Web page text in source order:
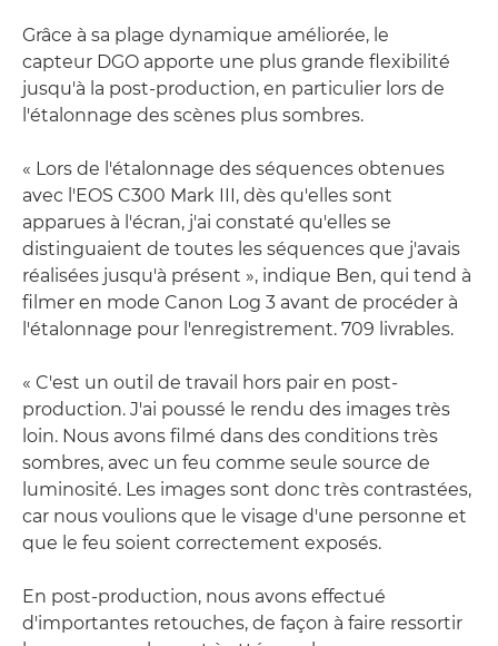
Grâce à sa plage dynamique améliorée, le
capteur DGO apporte une plus grande flexibilité
jusqu'à la post-production, en particulier lors de
l'étalonnage des scènes plus sombres.
« Lors de l'étalonnage des séquences obtenues
avec l'EOS C300 Mark III, dès qu'elles sont
apparues à l'écran, j'ai constaté qu'elles se
distinguaient de toutes les séquences que j'avais
réalisées jusqu'à présent », indique Ben, qui tend à
filmer en mode Canon Log 3 avant de procéder à
l'étalonnage pour l'enregistrement. 709 livrables.
« C'est un outil de travail hors pair en post-
production. J'ai poussé le rendu des images très
loin. Nous avons filmé dans des conditions très
sombres, avec un feu comme seule source de
luminosité. Les images sont donc très contrastées,
car nous voulions que le visage d'une personne et
que le feu soient correctement exposés.
En post-production, nous avons effectué
d'importantes retouches, de façon à faire ressortir